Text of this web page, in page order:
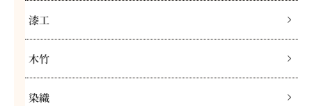
漆工
木竹
染織